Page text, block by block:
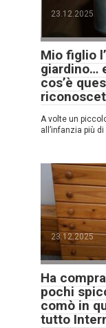
23.12.2025
Mio figlio
giardino…
cos’è
A volte un
all’infanzia più
23.12.2025
Ha
pochi
comò in
tutto